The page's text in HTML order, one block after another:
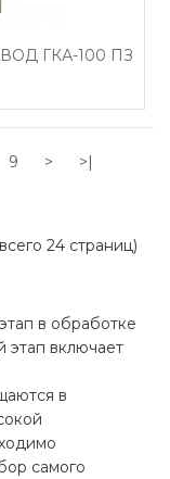
ГКА-100 ПЗ
9 > >|
24 страниц)
в обработке
этап включает
в
самого